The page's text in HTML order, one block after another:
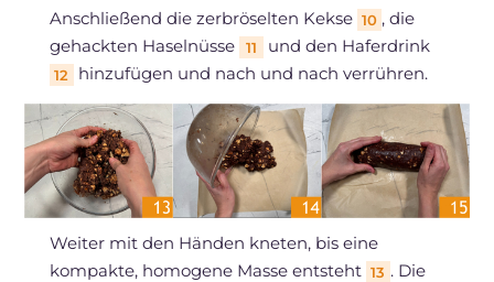
Anschließend die zerbröselten Kekse 10 , die
gehackten Haselnüsse
11 und den Haferdrink
12 hinzufügen und nach und nach verrühren.
Weiter mit den Händen kneten, bis eine
kompakte, homogene Masse entsteht 13 . Die